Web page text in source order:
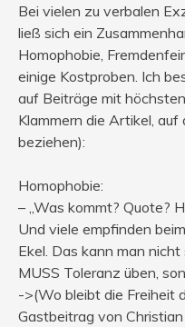
Bei vielen zu verbalen
ließ sich ein
Homophobie,
einige Kostproben. Ich
auf Beiträge mit
Klammern die Artikel,
beziehen):
Homophobie:
– „Was kommt? Quote?
Und viele empfinden
Ekel. Das kann man
MUSS Toleranz üben,
->(Wo bleibt die Freiheit
Gastbeitrag von